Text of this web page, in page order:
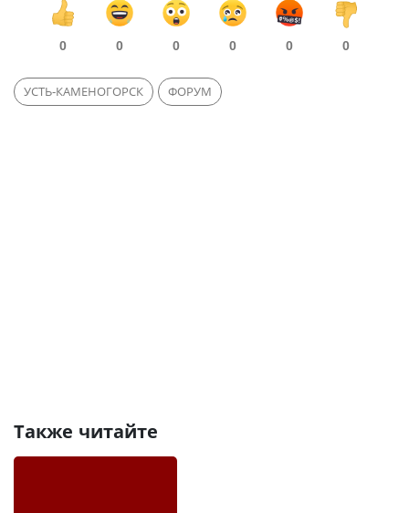
0 0 0 0 0 0
УСТЬ-КАМЕНОГОРСК ФОРУМ
Также читайте